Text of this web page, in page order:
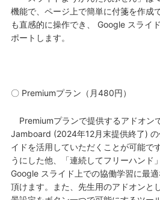
機能で、ページ上で簡単に付箋を作成
も直感的に操作でき、 Google スライ
ポートします。
〇 Premiumプラン（月480円）
Premiumプランで提供するアドオン
Jamboard (2024年12月末提供終了)
イドを活用していただくことが可能で
うにした他、「連続してフリーハンド
Google スライド上での協働学習に最
頂けます。また、先生用のアドオンと